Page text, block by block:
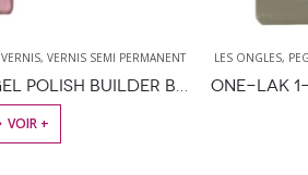
VERNIS, VERNIS SEMI PERMANENT
ONE-LAK 1-STEP GEL POLISH OLIVE GREEN – 5ML
VOIR +
LES ONGLES,